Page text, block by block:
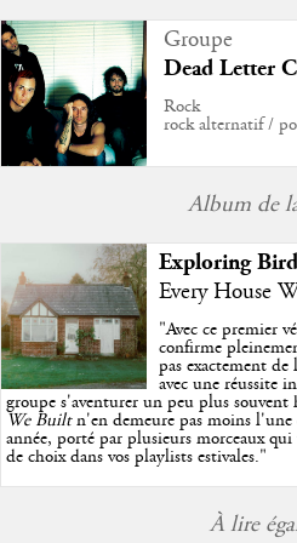
Groupe
Dead Letter
Rock
rock alternatif /
Album de
Exploring
Every House
"Avec ce premier
confirme
pas exactement
avec une réussite
groupe s'aventurer un peu plus souvent
We Builtn'en demeure pas moins l'une
année, porté par plusieurs morceaux
de choix dans vos playlists estivales."
À lire